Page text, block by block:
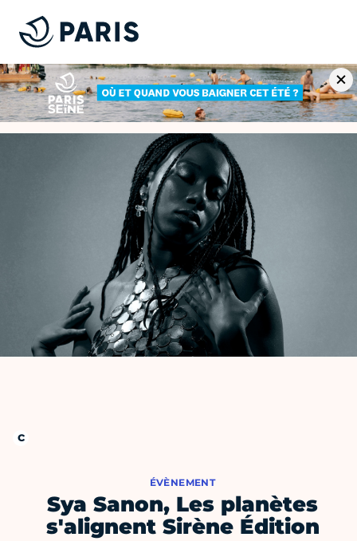
ÉVÈNEMENT
Sya Sanon, Les planètes
s'alignent Sirène Édition